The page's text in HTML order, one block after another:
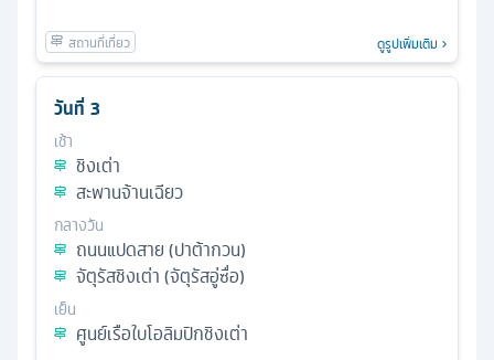
ดูรูปเพิ่มเติม
วันที่ 3
เช้า
ชิงเต่า
สะพานจ้านเฉียว
กลางวัน
ถนนแปดสาย (ปาต้ากวน)
จัตุรัสชิงเต่า (จัตุรัสอู่ซื่อ)
เย็น
ศูนย์เรือใบโอลิมปิกชิงเต่า